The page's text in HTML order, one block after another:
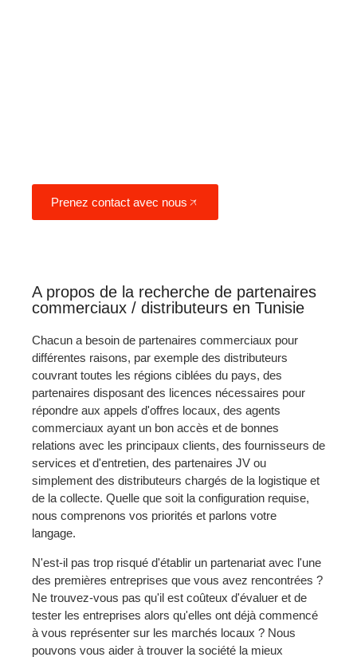
Prenez contact avec nous
A propos de la recherche de partenaires
commerciaux / distributeurs en Tunisie
Chacun a besoin de partenaires commerciaux pour
différentes raisons, par exemple des distributeurs
couvrant toutes les régions ciblées du pays, des
partenaires disposant des licences nécessaires pour
répondre aux appels d'offres locaux, des agents
commerciaux ayant un bon accès et de bonnes
relations avec les principaux clients, des fournisseurs de
services et d'entretien, des partenaires JV ou
simplement des distributeurs chargés de la logistique et
de la collecte. Quelle que soit la configuration requise,
nous comprenons vos priorités et parlons votre
langage.
N'est-il pas trop risqué d'établir un partenariat avec l'une
des premières entreprises que vous avez rencontrées ?
Ne trouvez-vous pas qu'il est coûteux d'évaluer et de
tester les entreprises alors qu'elles ont déjà commencé
à vous représenter sur les marchés locaux ? Nous
pouvons vous aider à trouver la société la mieux